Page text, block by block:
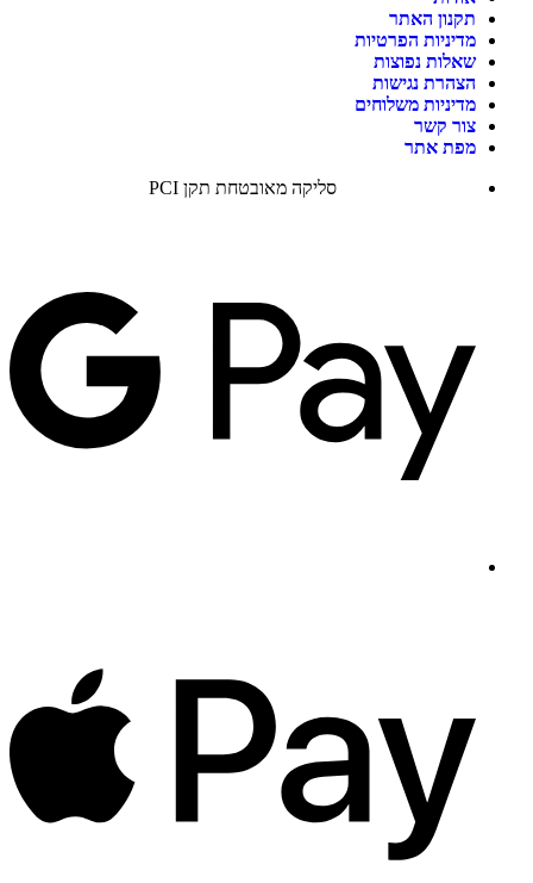
תקנון האתר
מדיניות הפרטיות
שאלות נפוצות
הצהרת נגישות
מדיניות משלוחים
צור קשר
מפת אתר
סליקה מאובטחת תקן PCI